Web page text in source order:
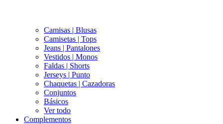
Camisas | Blusas
Camisetas | Tops
Jeans | Pantalones
Vestidos | Monos
Faldas | Shorts
Jerseys | Punto
Chaquetas | Cazadoras
Conjuntos
Básicos
Ver todo
Complementos